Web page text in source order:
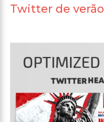
Twitter de verão